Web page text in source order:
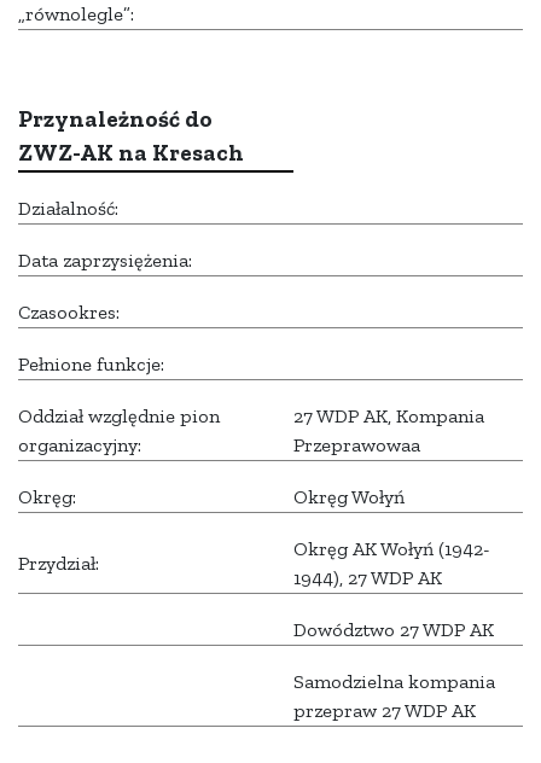
„równolegle”:
Przynależność do
ZWZ-AK na Kresach
Działalność:
Data zaprzysiężenia:
Czasookres:
Pełnione funkcje:
Oddział względnie pion
organizacyjny:
27 WDP AK, Kompania
Przeprawowaa
Okręg: Okręg Wołyń
Przydział:
Okręg AK Wołyń (1942-
1944), 27 WDP AK
Dowództwo 27 WDP AK
Samodzielna kompania
przepraw 27 WDP AK